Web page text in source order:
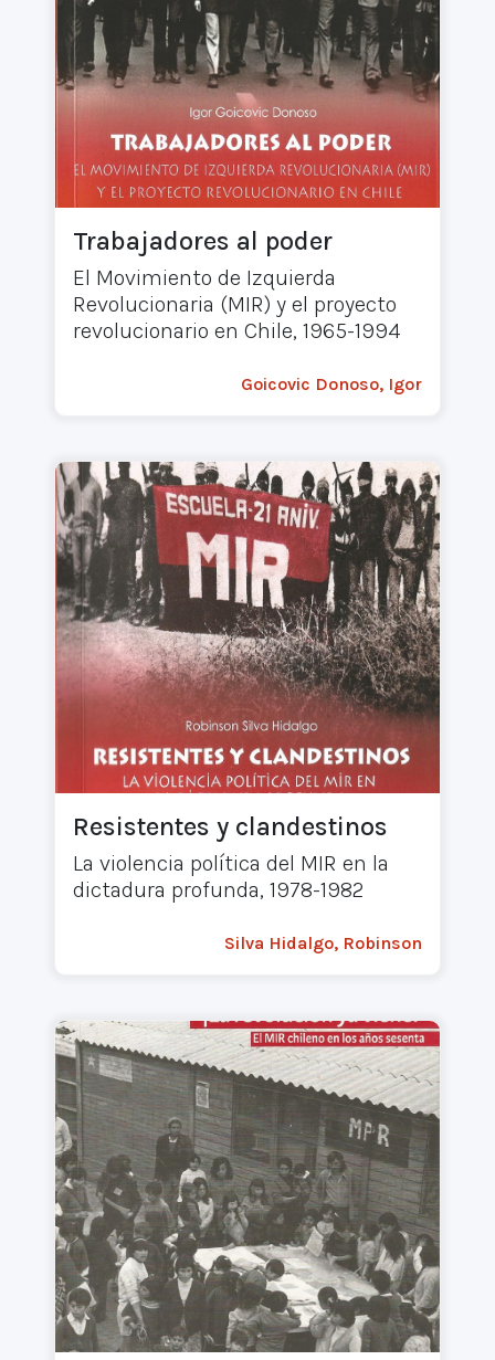
Trabajadores al poder
El Movimiento de Izquierda
Revolucionaria (MIR) y el proyecto
revolucionario en Chile, 1965-1994
Goicovic Donoso, Igor
Resistentes y clandestinos
La violencia política del MIR en la
dictadura profunda, 1978-1982
Silva Hidalgo, Robinson